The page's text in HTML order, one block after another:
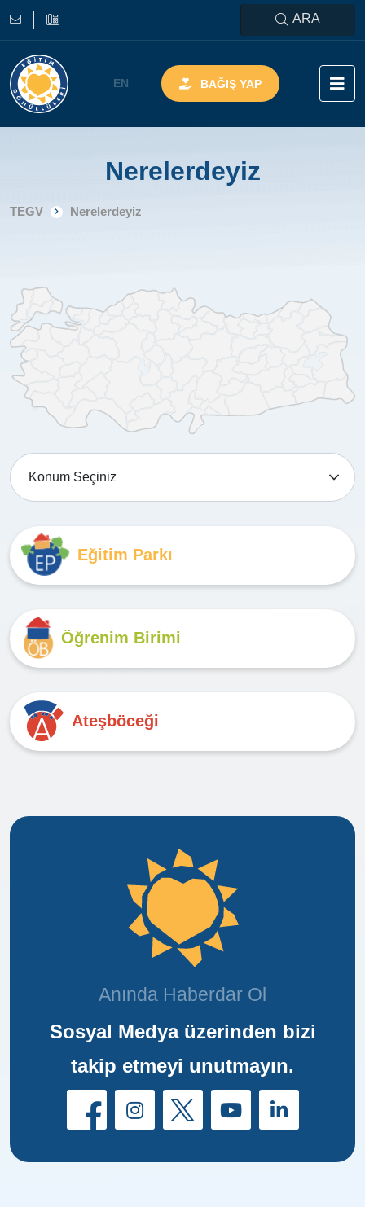
ARA
EN BAĞIŞ YAP
Nerelerdeyiz
TEGV Nerelerdeyiz
Eğitim Parkı
Öğrenim Birimi
Ateşböceği
Anında Haberdar Ol
Sosyal Medya üzerinden bizi
takip etmeyi unutmayın.